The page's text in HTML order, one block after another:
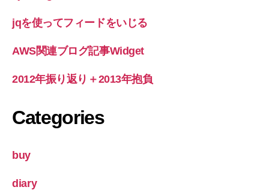
jqを使ってフィードをいじる
AWS関連ブログ記事Widget
2012年振り返り＋2013年抱負
Categories
buy
diary